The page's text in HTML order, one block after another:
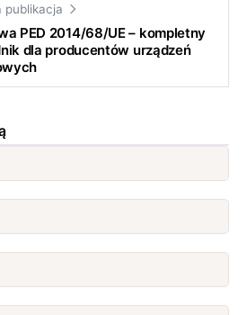
publikacja
PED 2014/68/UE – kompletny
dla producentów urządzeń